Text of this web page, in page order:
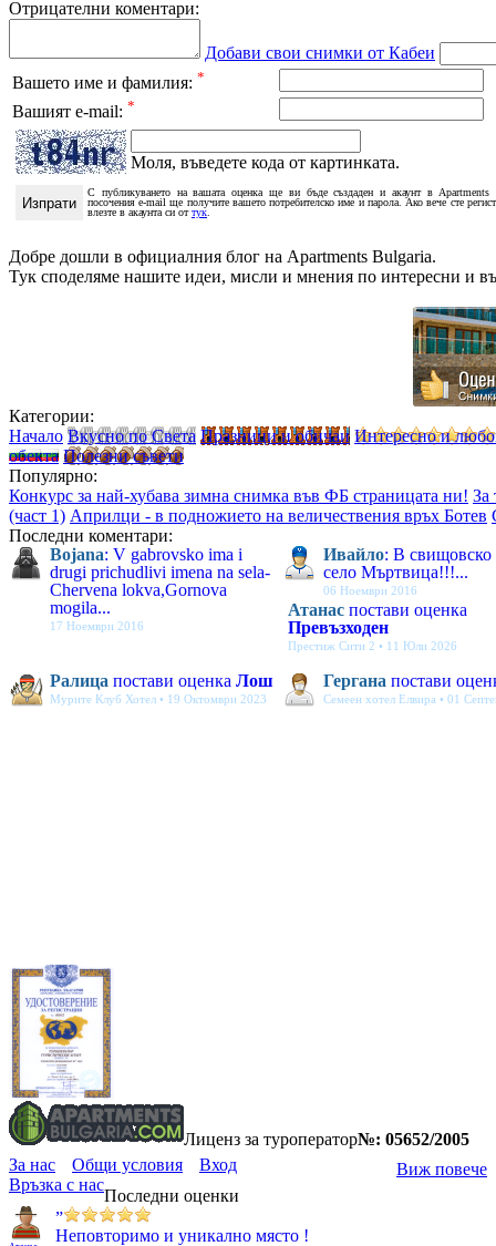
Отрицателни коментари:
Добави свои снимки от Кабеи
Вашето име и фамилия: *
Вашият e-mail: *
Моля, въведете кода от картинката.
С публикуването на вашата оценка ще ви бъде създаден и акаунт в
посочения e-mail ще получите вашето потребителско име и парола. Ако вече сте
влезте в акаунта си оттук
Добре дошли в официалния блог на Apartments Bulgaria.
Тук споделяме нашите идеи, мисли и мнения по интересни и
Категории:
Начало Вкусно по Света Празници и обичаи Интересно и
обекта Полезни съвети
Популярно:
Конкурс за най-хубава зимна снимка във ФБ страницата ни! За
(част 1) Априлци - в подножието на величествения връх Ботев
Последни коментари:
Bojana: V gabrovsko ima i
drugi prichudlivi imena na sela-
Chervena lokva,Gornova
mogila...
17 Ноември 2016
Ивайло: В свищовско
село Мъртвица!!!...
06 Ноември 2016
Атанас постави оценка
Превъзходен
Престиж Сити 2 • 11 Юли 2026
Ралица постави оценка Лош
Мурите Клуб Хотел • 19 Октомври 2023
Гергана постави
Семеен хотел Елвира • 01
Лиценз за туроператор№: 05652/2005
Виж повече
За нас Общи условия
Вход
Връзка с нас
Последни оценки
”
Неповторимо и уникално място !